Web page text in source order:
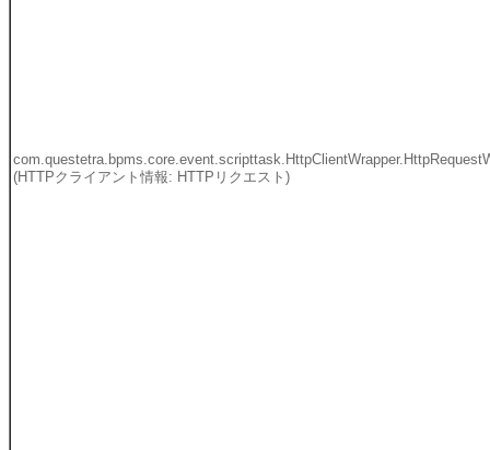
(HTTPクライアント情報: HTTPリクエスト)